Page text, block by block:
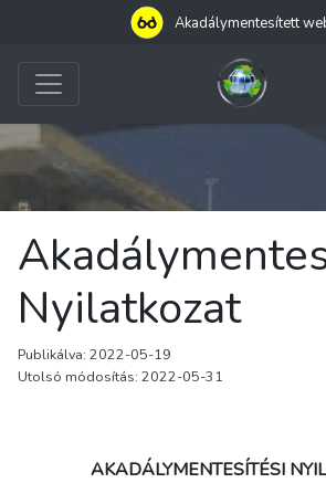
Akadálymentesített
Nyilatkozat
Publikálva: 2022-05-19
Utolsó módosítás: 2022-05-31
AKADÁLYMENTESÍTÉSI